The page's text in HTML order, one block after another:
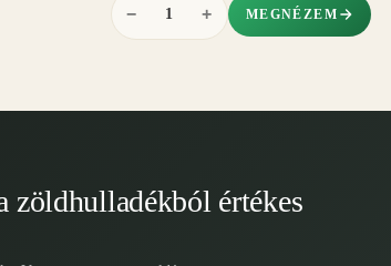
− + MEGNÉZEM
zöldhulladékból értékes